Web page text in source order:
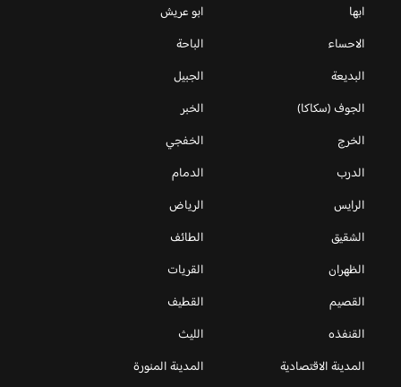
ابها
ابو عريش
الاحساء
الباحة
البديعة
الجبيل
الجوف (سكاكا)
الخبر
الخرج
الخفجي
الدرب
الدمام
الرايس
الرياض
الشقيق
الطائف
الظهران
القريات
القصيم
القطيف
القنفذه
الليث
المدينة الاقتصادية
المدينة المنورة